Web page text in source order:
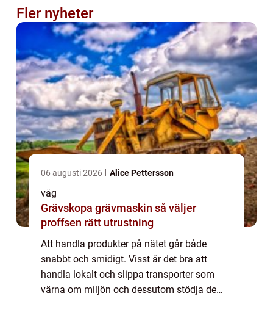
Fler nyheter
06 augusti 2026 Alice Pettersson
våg
Grävskopa grävmaskin så väljer
proffsen rätt utrustning
Att handla produkter på nätet går både
snabbt och smidigt. Visst är det bra att
handla lokalt och slippa transporter som
värna om miljön och dessutom stödja de